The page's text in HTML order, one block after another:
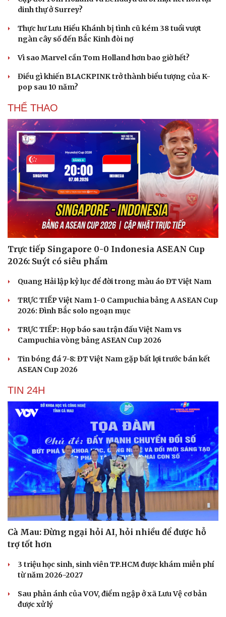
Tư vấn
Săn Tour
check-in
Đọc truyện đêm khuya
Cửa sổ tình yêu
Kể chuyện cho bé
Hạt giống tâm hồn
dinh thự ở Surrey?
Thực hư Lưu Hiểu Khánh bị tình cũ kém 38 tuổi vượt
ngàn cây số đến Bắc Kinh đòi nợ
Vì sao Marvel cần Tom Holland hơn bao giờ hết?
Điều gì khiến BLACKPINK trở thành biểu tượng của K-
pop sau 10 năm?
THỂ THAO
Trực tiếp Singapore 0-0 Indonesia ASEAN Cup
2026: Suýt có siêu phẩm
Quang Hải lập kỷ lục để đời trong màu áo ĐT Việt Nam
TRỰC TIẾP Việt Nam 1-0 Campuchia bảng A ASEAN Cup
2026: Đình Bắc solo ngoạn mục
TRỰC TIẾP: Họp báo sau trận đấu Việt Nam vs
Campuchia vòng bảng ASEAN Cup 2026
Tin bóng đá 7-8: ĐT Việt Nam gặp bất lợi trước bán kết
ASEAN Cup 2026
TIN 24H
Cà Mau: Đừng ngại hỏi AI, hỏi nhiều để được hỗ
trợ tốt hơn
3 triệu học sinh, sinh viên TP.HCM được khám miễn phí
từ năm 2026-2027
Sau phản ánh của VOV, điểm ngập ở xã Lưu Vệ cơ bản
được xử lý